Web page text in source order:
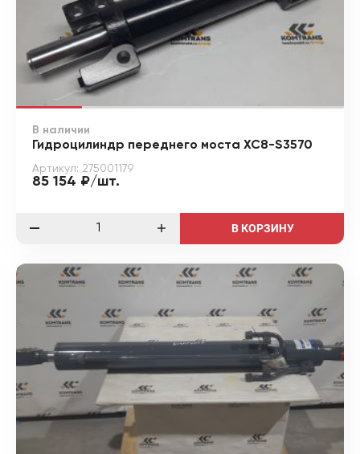
В наличии
Гидроцилиндр переднего моста XC8-S3570
Артикул: 275001179
85 154 ₽/шт.
В КОРЗИНУ